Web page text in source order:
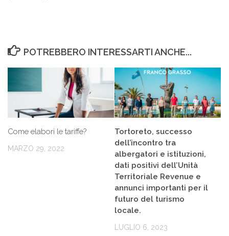
POTREBBERO INTERESSARTI ANCHE...
Come elabori le tariffe?
MARZO 29, 2022
Tortoreto, successo
dell’incontro tra
albergatori e istituzioni,
dati positivi dell’Unità
Territoriale Revenue e
annunci importanti per il
futuro del turismo
locale.
LUGLIO 6, 2023